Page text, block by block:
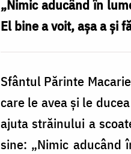
„Nimic aducând în
El bine a voit, aşa a şi
Sfântul Părinte
care le avea şi le
ajuta străinului a
sine: „Nimic aducând